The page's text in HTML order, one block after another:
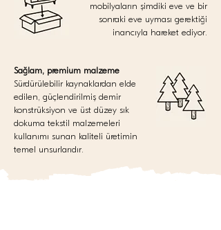
mobilyaların şimdiki eve ve bir
sonraki eve uyması gerektiği
inancıyla hareket ediyor.
Sağlam, premium malzeme
Sürdürülebilir kaynaklardan elde
edilen, güçlendirilmiş demir
konstrüksiyon ve üst düzey sık
dokuma tekstil malzemeleri
kullanımı sunan kaliteli üretimin
temel unsurlarıdır.